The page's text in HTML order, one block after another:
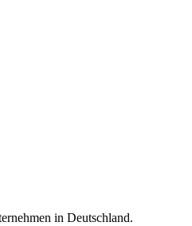
in Deutschland.